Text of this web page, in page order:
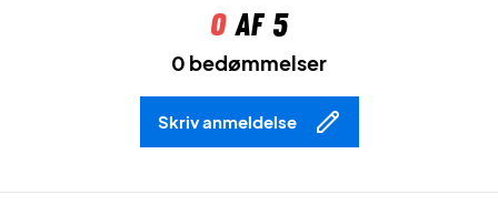
0af 5
0 bedømmelser
Skriv anmeldelse